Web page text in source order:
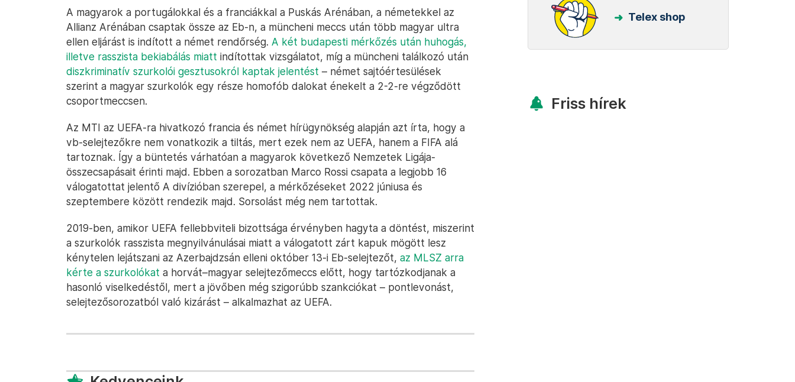
A magyarok a portugálokkal és a franciákkal a Puskás Arénában, a németekkel az
Allianz Arénában csaptak össze az Eb-n, a müncheni meccs után több magyar ultra
ellen eljárást is indított a német rendőrség. A két budapesti mérkőzés után huhogás,
illetve rasszista bekiabálás miatt indítottak vizsgálatot, míg a müncheni találkozó után
diszkriminatív szurkolói gesztusokról kaptak jelentést – német sajtóértesülések
szerint a magyar szurkolók egy része homofób dalokat énekelt a 2-2-re végződött
csoportmeccsen.
Az MTI az UEFA-ra hivatkozó francia és német hírügynökség alapján azt írta, hogy a
vb-selejtezőkre nem vonatkozik a tiltás, mert ezek nem az UEFA, hanem a FIFA alá
tartoznak. Így a büntetés várhatóan a magyarok következő Nemzetek Ligája-
összecsapásait érinti majd. Ebben a sorozatban Marco Rossi csapata a legjobb 16
válogatottat jelentő A divízióban szerepel, a mérkőzéseket 2022 júniusa és
szeptembere között rendezik majd. Sorsolást még nem tartottak.
2019-ben, amikor UEFA fellebbviteli bizottsága érvényben hagyta a döntést, miszerint
a szurkolók rasszista megnyilvánulásai miatt a válogatott zárt kapuk mögött lesz
kénytelen lejátszani az Azerbajdzsán elleni október 13-i Eb-selejtezőt, az MLSZ arra
kérte a szurkolókat a horvát–magyar selejtezőmeccs előtt, hogy tartózkodjanak a
hasonló viselkedéstől, mert a jövőben még szigorúbb szankciókat – pontlevonást,
selejtezősorozatból való kizárást – alkalmazhat az UEFA.
Telex shop
Friss hírek